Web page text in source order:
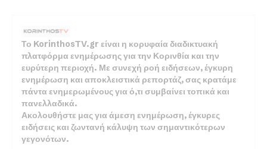
Το KorinthosTV.gr είναι η κορυφαία διαδικτυακή
πλατφόρμα ενημέρωσης για την Κορινθία και την
ευρύτερη περιοχή. Με συνεχή ροή ειδήσεων, έγκυρη
ενημέρωση και αποκλειστικά ρεπορτάζ, σας κρατάμε
πάντα ενημερωμένους για ό,τι συμβαίνει τοπικά και
πανελλαδικά.
Ακολουθήστε μας για άμεση ενημέρωση, έγκυρες
ειδήσεις και ζωντανή κάλυψη των σημαντικότερων
γεγονότων.